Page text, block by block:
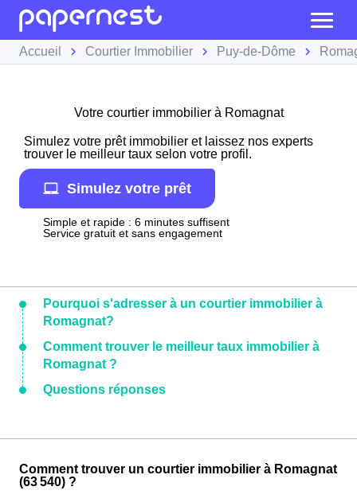
Accueil Courtier Immobilier Puy-de-Dôme
Votre courtier immobilier à Romagnat
Simulez votre prêt immobilier et laissez nos experts
trouver le meilleur taux selon votre profil.
Simulez votre prêt
Simple et rapide : 6 minutes suffisent
Service gratuit et sans engagement
Pourquoi s'adresser à un courtier immobilier à
Romagnat?
Comment trouver le meilleur taux immobilier à
Romagnat ?
Questions réponses
Comment trouver un courtier immobilier à Romagnat
(63 540) ?